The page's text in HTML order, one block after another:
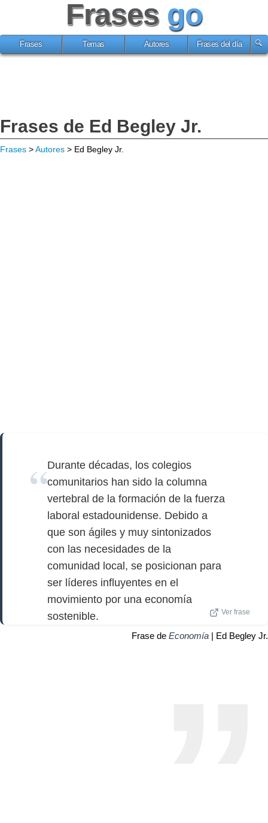
Frases go
Frases Temas Autores Frases del día
Frases de Ed Begley Jr.
Frases >Autores > Ed Begley Jr.
Durante décadas, los colegios
comunitarios han sido la columna
vertebral de la formación de la fuerza
laboral estadounidense. Debido a
que son ágiles y muy sintonizados
con las necesidades de la
comunidad local, se posicionan para
ser líderes influyentes en el
movimiento por una economía
sostenible.
Ver frase
Frase de Economía | Ed Begley Jr.